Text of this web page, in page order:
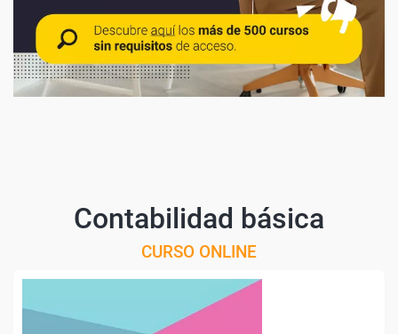
Contabilidad básica
CURSO ONLINE